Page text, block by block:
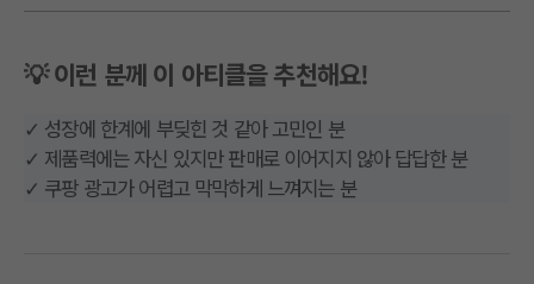
💡 이런 분께 이 아티클을 추천해요!
✓ 성장에 한계에 부딪힌 것 같아 고민인 분
✓ 제품력에는 자신 있지만 판매로 이어지지 않아 답답한 분
✓ 쿠팡 광고가 어렵고 막막하게 느껴지는 분